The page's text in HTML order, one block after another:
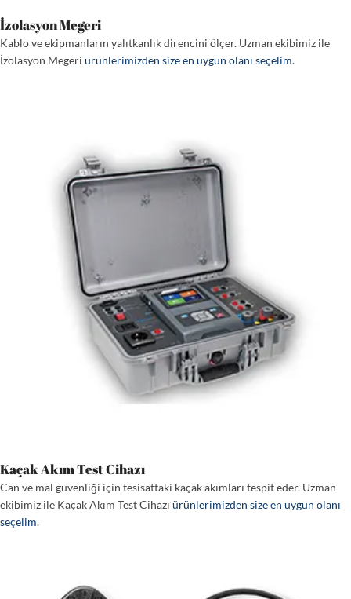
İzolasyon Megeri
Kablo ve ekipmanların yalıtkanlık direncini ölçer. Uzman ekibimiz ile
İzolasyon Megeri ürünlerimizden size en uygun olanı seçelim.
Kaçak Akım Test Cihazı
Can ve mal güvenliği için tesisattaki kaçak akımları tespit eder. Uzman
ekibimiz ile Kaçak Akım Test Cihazı ürünlerimizden size en uygun olanı
seçelim.